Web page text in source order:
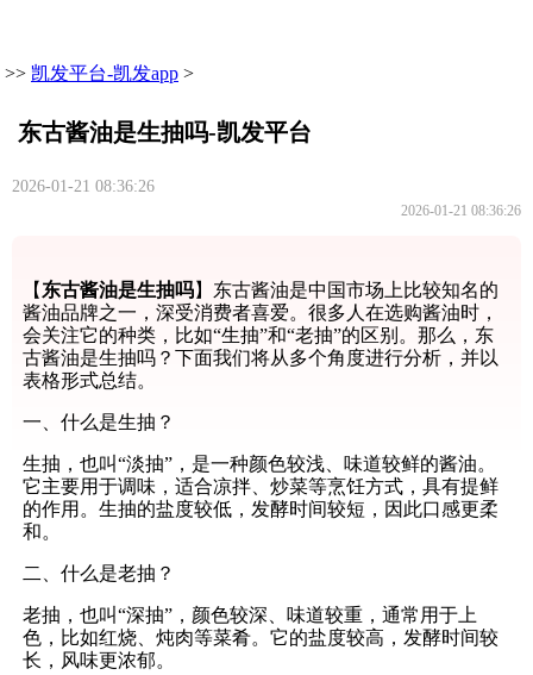
>> 凯发平台-凯发app >
东古酱油是生抽吗-凯发平台
2026-01-21 08:36:26
2026-01-21 08:36:26
【 东古酱油是生抽吗】东古酱油是中国市场上比较知名的
酱油品牌之一，深受消费者喜爱。很多人在选购酱油时，
会关注它的种类，比如“生抽”和“老抽”的区别。那么，东
古酱油是生抽吗？下面我们将从多个角度进行分析，并以
表格形式总结。
一、什么是生抽？
生抽，也叫“淡抽”，是一种颜色较浅、味道较鲜的酱油。
它主要用于调味，适合凉拌、炒菜等烹饪方式，具有提鲜
的作用。生抽的盐度较低，发酵时间较短，因此口感更柔
和。
二、什么是老抽？
老抽，也叫“深抽”，颜色较深、味道较重，通常用于上
色，比如红烧、炖肉等菜肴。它的盐度较高，发酵时间较
长，风味更浓郁。